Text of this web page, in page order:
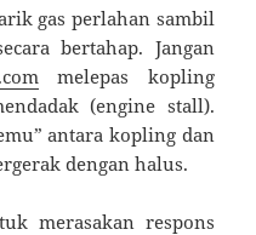
gas perlahan sambil
bertahap. Jangan
melepas kopling
(engine stall).
antara kopling dan
dengan halus.
merasakan respons